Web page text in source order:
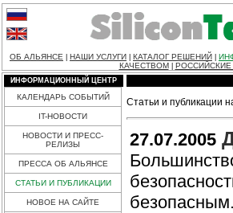
ОБ АЛЬЯНСЕ НАШИ УСЛУГИ КАТАЛОГ РЕШЕНИЙ
КАЧЕСТВОМ
РОССИЙСКИЕ
ИНФОРМАЦИОННЫЙ ЦЕНТР
КАЛЕНДАРЬ СОБЫТИЙ
IT-НОВОСТИ
НОВОСТИ И ПРЕСС-
РЕЛИЗЫ
ПРЕССА ОБ АЛЬЯНСЕ
СТАТЬИ И ПУБЛИКАЦИИ
НОВОЕ НА САЙТЕ
Статьи и публикации
27.07.2005
безопасным.